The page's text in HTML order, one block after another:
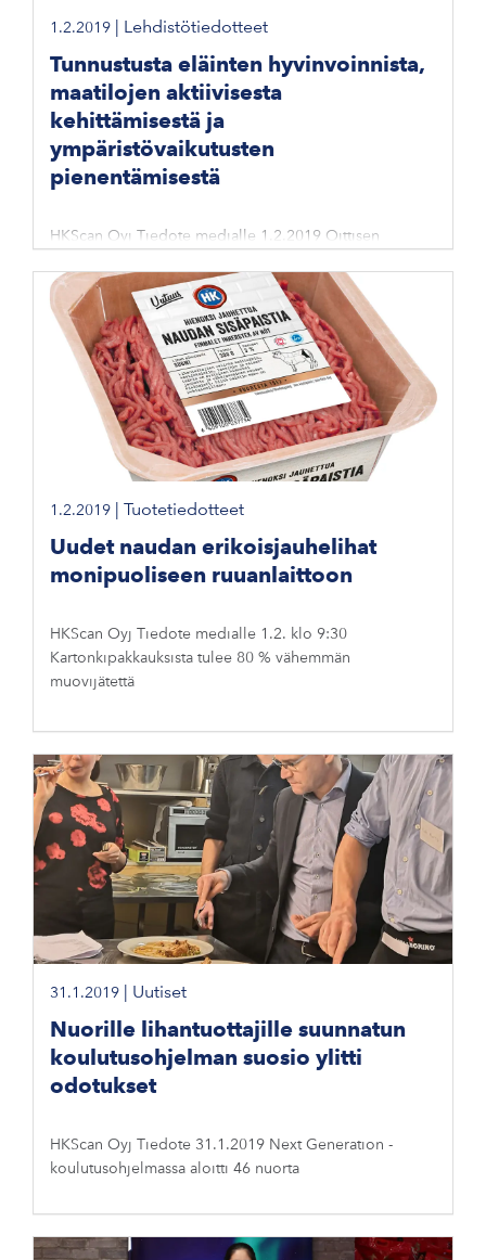
1.2.2019 Lehdistötiedotteet
Tunnustusta eläinten hyvinvoinnista,
maatilojen aktiivisesta
kehittämisestä ja
ympäristövaikutusten
pienentämisestä
HKScan Oyj Tiedote medialle 1.2.2019 Oittisen
350 henkilöauton vuosipäästöt
1.2.2019 Tuotetiedotteet
Uudet naudan erikoisjauhelihat
monipuoliseen ruuanlaittoon
HKScan Oyj Tiedote medialle 1.2. klo 9:30
Kartonkipakkauksista tulee 80 % vähemmän
muovijätettä
31.1.2019 Uutiset
Nuorille lihantuottajille suunnatun
koulutusohjelman suosio ylitti
odotukset
HKScan Oyj Tiedote 31.1.2019 Next Generation -
koulutusohjelmassa aloitti 46 nuorta